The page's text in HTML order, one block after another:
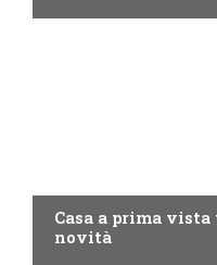
Casa a prima
novità